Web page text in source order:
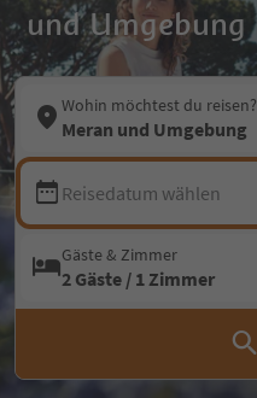
und Umgebung
Wohin möchtest du reisen?
Meran und Umgebung
Reisedatum wählen
Gäste & Zimmer
2 Gäste / 1 Zimmer